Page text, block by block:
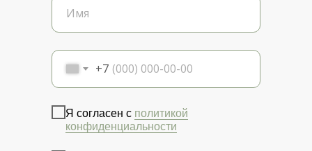
+7
Я согласен с политикой
конфиденциальности